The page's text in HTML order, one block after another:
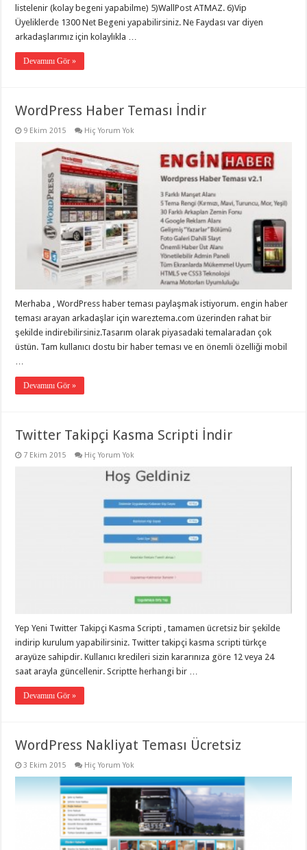
listelenir (kolay begeni yapabilme) 5)WallPost ATMAZ. 6)Vip
Üyeliklerde 1300 Net Begeni yapabilirsiniz. Ne Faydası var diyen
arkadaşlarımız için kolaylıkla …
Devamını Gör »
WordPress Haber Teması İndir
9 Ekim 2015 Hiç Yorum Yok
Merhaba , WordPress haber teması paylaşmak istiyorum. engin haber
teması arayan arkadaşlar için wareztema.com üzerinden rahat bir
şekilde indirebilirsiniz.Tasarım olarak piyasadaki temalaradan çok
üstün. Tam kullanıcı dostu bir haber teması ve en önemli özelliği mobil
…
Devamını Gör »
Twitter Takipçi Kasma Scripti İndir
7 Ekim 2015 Hiç Yorum Yok
Yep Yeni Twitter Takipçi Kasma Scripti , tamamen ücretsiz bir şekilde
indirip kurulum yapabilirsiniz. Twitter takipçi kasma scripti türkçe
arayüze sahipdir. Kullanıcı kredileri sizin kararınıza göre 12 veya 24
saat arayla güncellenir. Scriptte herhangi bir …
Devamını Gör »
WordPress Nakliyat Teması Ücretsiz
3 Ekim 2015 Hiç Yorum Yok